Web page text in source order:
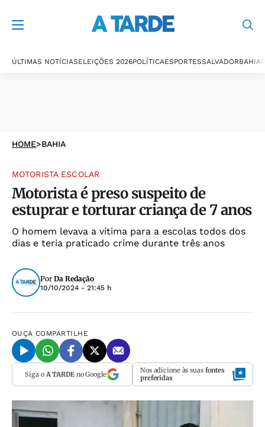
ÚLTIMAS NOTÍCIASELEIÇÕES 2026POLÍTICAESPORTESSALVADORBAHIA
HOME>BAHIA
MOTORISTA ESCOLAR
Motorista é preso suspeito de
estuprar e torturar criança de 7 anos
O homem levava a vítima para a escolas todos dos
dias e teria praticado crime durante três anos
Por Da Redação
10/10/2024 - 21:45 h
OUÇA COMPARTILHE
Siga o A TARDEno Google Nos adicione às suas fontes
preferidas